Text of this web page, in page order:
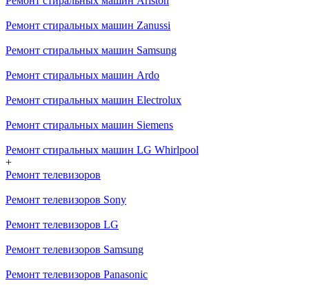
Ремонт стиральных машин Zanussi
Ремонт стиральных машин Samsung
Ремонт стиральных машин Ardo
Ремонт стиральных машин Electrolux
Ремонт стиральных машин Siemens
Ремонт стиральных машин LG Whirlpool
+
Ремонт телевизоров
Ремонт телевизоров Sony
Ремонт телевизоров LG
Ремонт телевизоров Samsung
Ремонт телевизоров Panasonic